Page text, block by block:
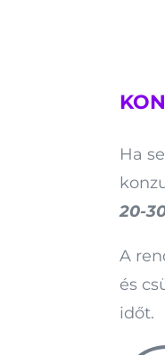
Ha
20-
A
és
időt.